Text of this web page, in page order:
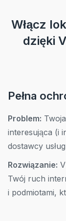
Włącz
dzięki
Pełna
Problem:
interesująca (i
dostawcy
Rozwiązanie:
Twój ruch
i podmiotami,